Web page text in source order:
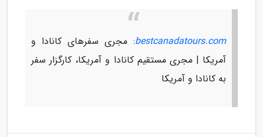
bestcanadatours.com: مجری سفرهای کانادا و
آمریکا | مجری مستقیم کانادا و آمریکا، کارگزار سفر
به کانادا و آمریکا